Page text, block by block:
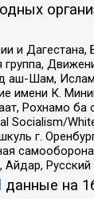
Дагестана,
аш-Шам,
имени К.
Рохнамо ба
White
г.
данные на